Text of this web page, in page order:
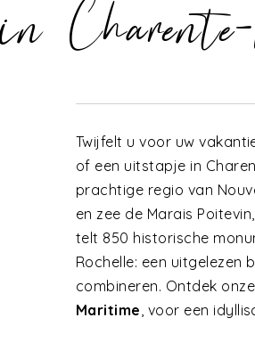
Twijfelt u voor uw
of een uitstapje in
prachtige regio van
en zee de Marais
telt 850 historische
Rochelle: een uitgelezen
combineren. Ontdek onze
Maritime, voor een